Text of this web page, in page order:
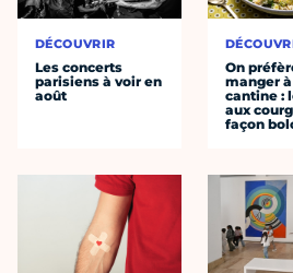
DÉCOUVRIR
Les concerts
parisiens à voir en
août
On
manger
cantine :
aux
façon